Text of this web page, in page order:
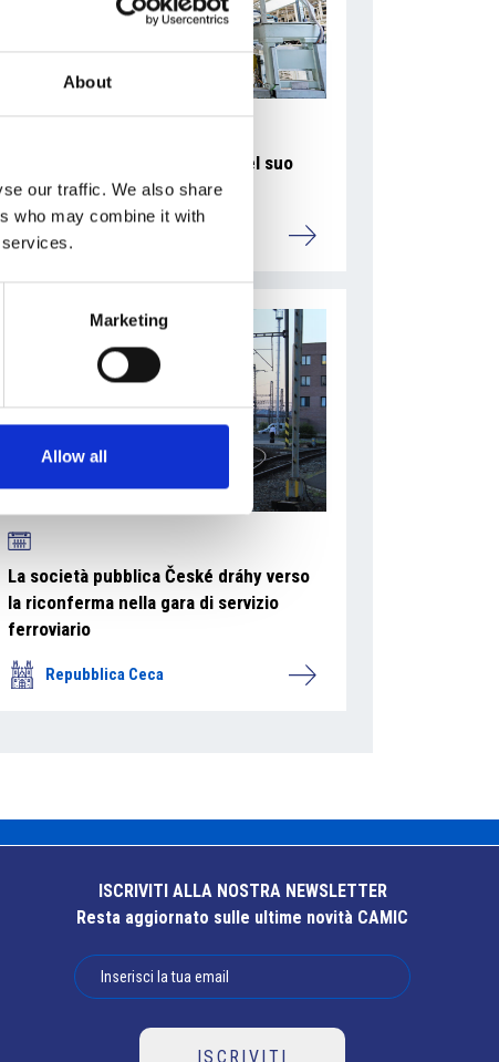
About
our traffic. We also share
who may combine it with
Marketing
Allow all
La Škoda avvia la produzione del suo
SUV Peaq
Repubblica Ceca
La società pubblica České dráhy verso
la riconferma nella gara di servizio
ferroviario
Repubblica Ceca
ISCRIVITI ALLA NOSTRA NEWSLETTER
Resta aggiornato sulle ultime novità CAMIC
ISCRIVITI